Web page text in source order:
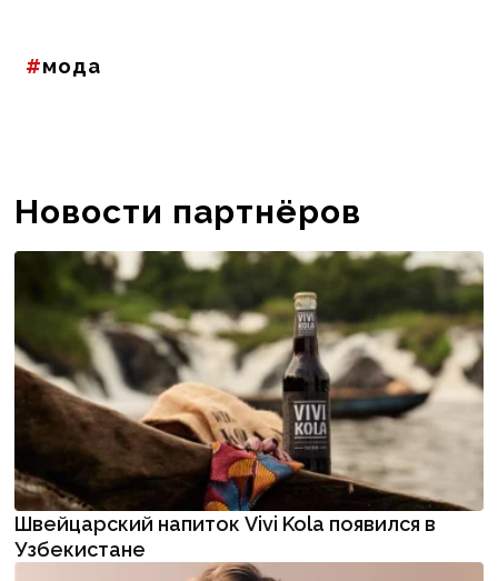
мода
Новости партнёров
Швейцарский напиток Vivi Kola появился в
Узбекистане